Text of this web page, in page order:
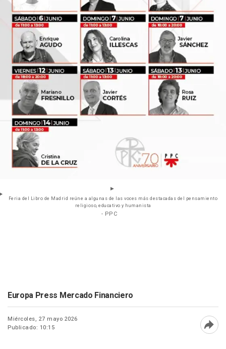
Feria del Libro de Madrid reúne a algunas de las voces más destacadas del pensamiento
religioso, educativo y humanista
- PPC
Europa Press Mercado Financiero
Miércoles, 27 mayo 2026
Publicado: 10:15